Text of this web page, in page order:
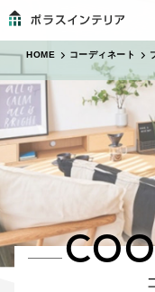
HOME コーディネート